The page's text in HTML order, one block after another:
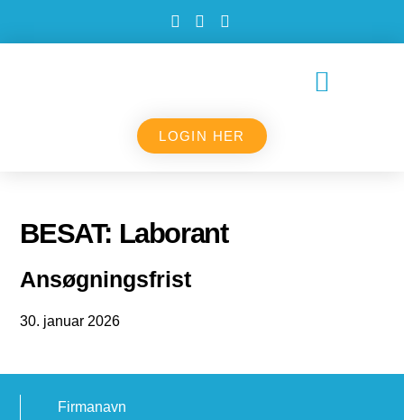
LOGIN HER
BESAT: Laborant
Ansøgningsfrist
30. januar 2026
Firmanavn